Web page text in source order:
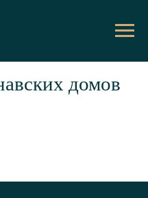
домов